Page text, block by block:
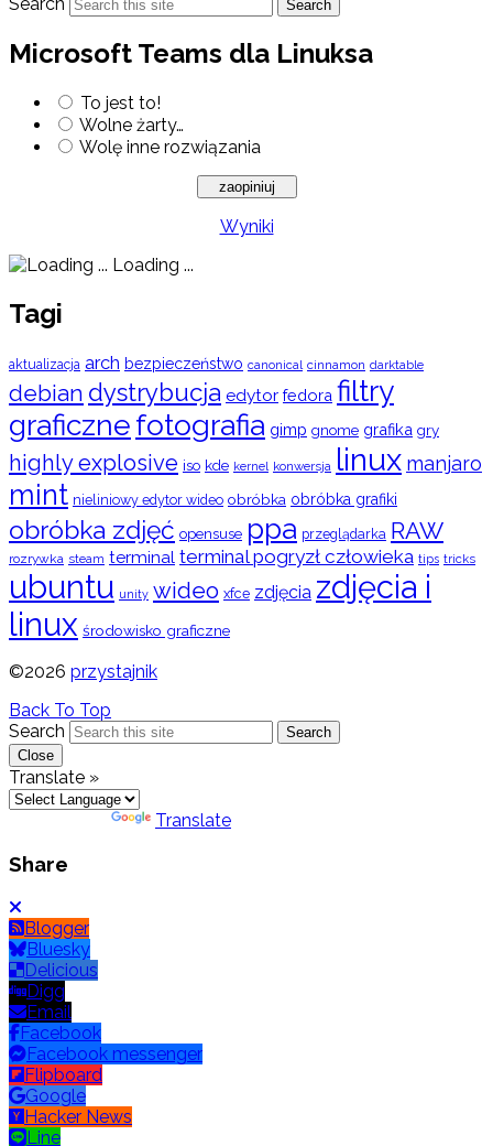
Search
Microsoft Teams dla Linuksa
To jest to!
Wolne żarty…
Wolę inne rozwiązania
Wyniki
Loading ...
Tagi
aktualizacja arch bezpieczeństwo canonical cinnamon darktable
debian dystrybucja edytor fedora filtry
graficznefotografia gimp gnome grafika gry
highly explosive iso kde kernel konwersja linux manjaro
mint nieliniowy edytor wideo obróbka obróbka grafiki
obróbka zdjęć opensuse ppa przeglądarka RAW
rozrywka steam terminal terminal pogryzł człowieka tips tricks
ubuntu unity wideo xfce zdjęcia zdjęcia i
linux środowisko graficzne
©2026 przystajnik
Back To Top
Search
Search
Close
Translate »
Translate
Share
Blogger
Bluesky
Delicious
Digg
Email
Facebook
Facebook messenger
Flipboard
Google
Hacker News
Line